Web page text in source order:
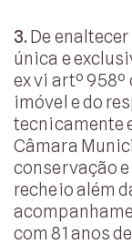
3.De
única e
ex vi artº
imóvel e do
tecnicamente
Câmara
conservação
recheio além
com 81 anos